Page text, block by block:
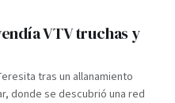
VTV truchas y
tras un allanamiento
donde se descubrió una red